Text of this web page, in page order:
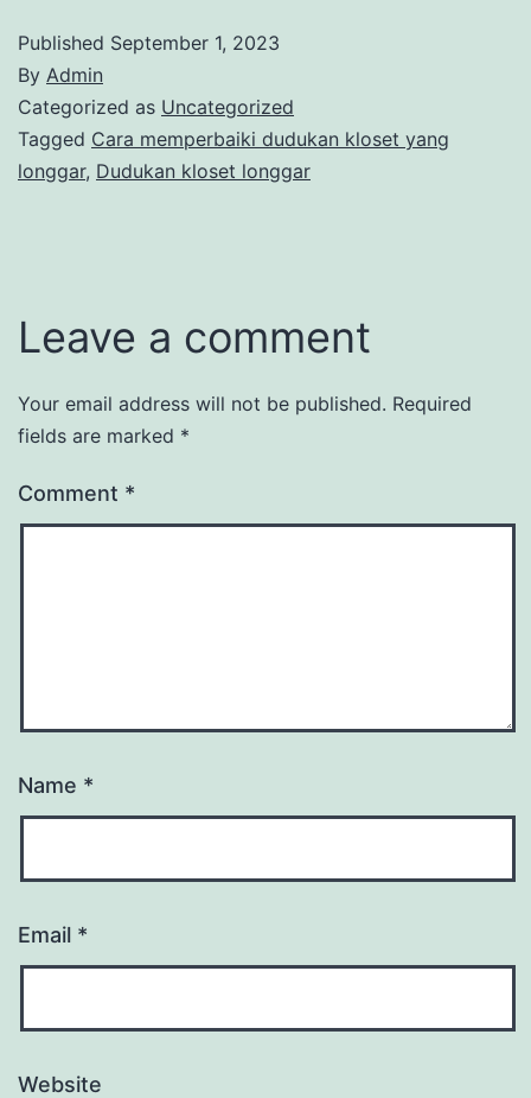
Published September 1, 2023
By Admin
Categorized as Uncategorized
Tagged Cara memperbaiki dudukan kloset yang
longgar, Dudukan kloset longgar
Leave a comment
Your email address will not be published. Required
fields are marked *
Comment *
Name *
Email *
Website